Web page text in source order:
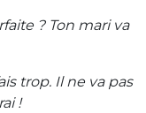
? Ton mari va
trop. Il ne va pas
!